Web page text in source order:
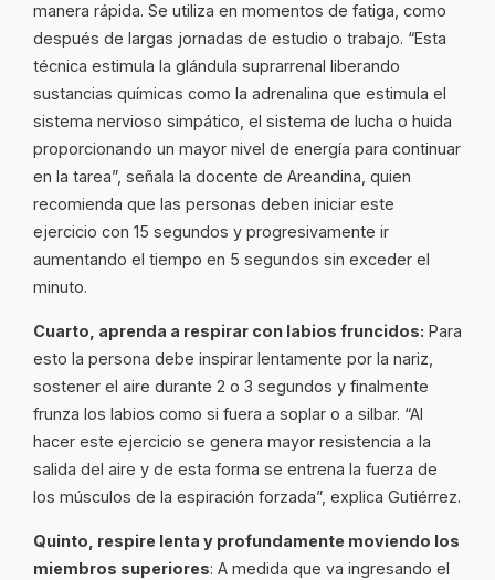
manera rápida. Se utiliza en momentos de fatiga, como
después de largas jornadas de estudio o trabajo. “Esta
técnica estimula la glándula suprarrenal liberando
sustancias químicas como la adrenalina que estimula el
sistema nervioso simpático, el sistema de lucha o huida
proporcionando un mayor nivel de energía para continuar
en la tarea”, señala la docente de Areandina, quien
recomienda que las personas deben iniciar este
ejercicio con 15 segundos y progresivamente ir
aumentando el tiempo en 5 segundos sin exceder el
minuto.
Cuarto, aprenda a respirar con labios fruncidos: Para
esto la persona debe inspirar lentamente por la nariz,
sostener el aire durante 2 o 3 segundos y finalmente
frunza los labios como si fuera a soplar o a silbar. “Al
hacer este ejercicio se genera mayor resistencia a la
salida del aire y de esta forma se entrena la fuerza de
los músculos de la espiración forzada”, explica Gutiérrez.
Quinto, respire lenta y profundamente moviendo los
miembros superiores: A medida que va ingresando el